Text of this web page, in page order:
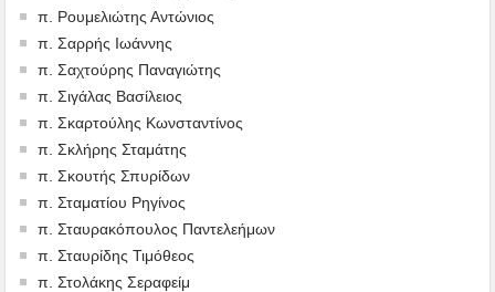
π. Ρουμελιώτης Αντώνιος
π. Σαρρής Ιωάννης
π. Σαχτούρης Παναγιώτης
π. Σιγάλας Βασίλειος
π. Σκαρτούλης Κωνσταντίνος
π. Σκλήρης Σταμάτης
π. Σκουτής Σπυρίδων
π. Σταματίου Ρηγίνος
π. Σταυρακόπουλος Παντελεήμων
π. Σταυρίδης Τιμόθεος
π. Στολάκης Σεραφείμ